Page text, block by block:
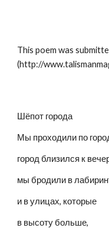
This poem was
(http://
Шёпот города
Мы проходили по
город близился к
мы бродили в
и в улицах, которые
в высоту больше,